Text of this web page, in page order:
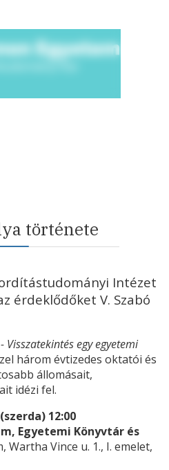
története
Intézet
érdeklődőket V. Szabó
Visszatekintés egy egyetemi
három évtizedes oktatói és
állomásait,
idézi fel.
12:00
Egyetemi Könyvtár és
Wartha Vince u. 1., I. emelet,